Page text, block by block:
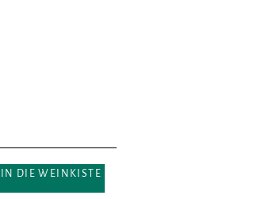
IN DIE WEINKISTE